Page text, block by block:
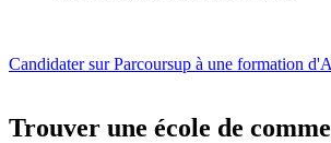
Candidater sur Parcoursup à une formation
Trouver une école de